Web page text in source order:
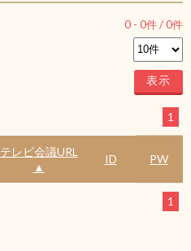
0 - 0件 /0件
1
テレビ会議URL
▲
ID PW
1